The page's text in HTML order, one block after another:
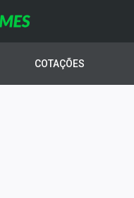
COTAÇÕES